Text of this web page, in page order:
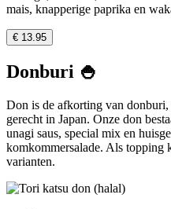
mais, knapperige paprika en
€ 13.95
Donburi 🍚
Don is de afkorting van
gerecht in Japan. Onze don
unagi saus, special mix en
komkommersalade. Als topping
varianten.